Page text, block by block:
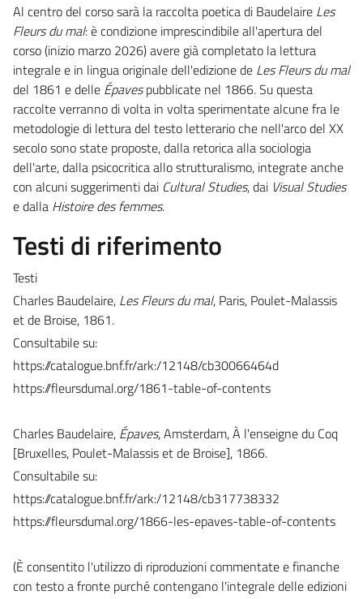
Al centro del corso sarà la raccolta poetica di Baudelaire Les
Fleurs du mal: è condizione imprescindibile all'apertura del
corso (inizio marzo 2026) avere già completato la lettura
integrale e in lingua originale dell'edizione de Les Fleurs du mal
del 1861 e delle Épavespubblicate nel 1866. Su questa
raccolte verranno di volta in volta sperimentate alcune fra le
metodologie di lettura del testo letterario che nell'arco del XX
secolo sono state proposte, dalla retorica alla sociologia
dell'arte, dalla psicocritica allo strutturalismo, integrate anche
con alcuni suggerimenti dai Cultural Studies, dai Visual Studies
e dalla Histoire des femmes.
Testi di riferimento
Testi
Charles Baudelaire, Les Fleurs du mal, Paris, Poulet-Malassis
et de Broise, 1861.
Consultabile su:
https://catalogue.bnf.fr/ark:/12148/cb30066464d
https://fleursdumal.org/1861-table-of-contents
Charles Baudelaire, Épaves, Amsterdam, À l'enseigne du Coq
[Bruxelles, Poulet-Malassis et de Broise], 1866.
Consultabile su:
https://catalogue.bnf.fr/ark:/12148/cb317738332
https://fleursdumal.org/1866-les-epaves-table-of-contents
(È consentito l'utilizzo di riproduzioni commentate e finanche
con testo a fronte purché contengano l'integrale delle edizioni